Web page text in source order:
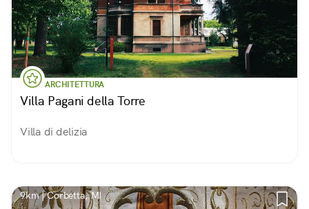
ARCHITETTURA
Villa Pagani della Torre
Villa di delizia
9km | Corbetta, MI